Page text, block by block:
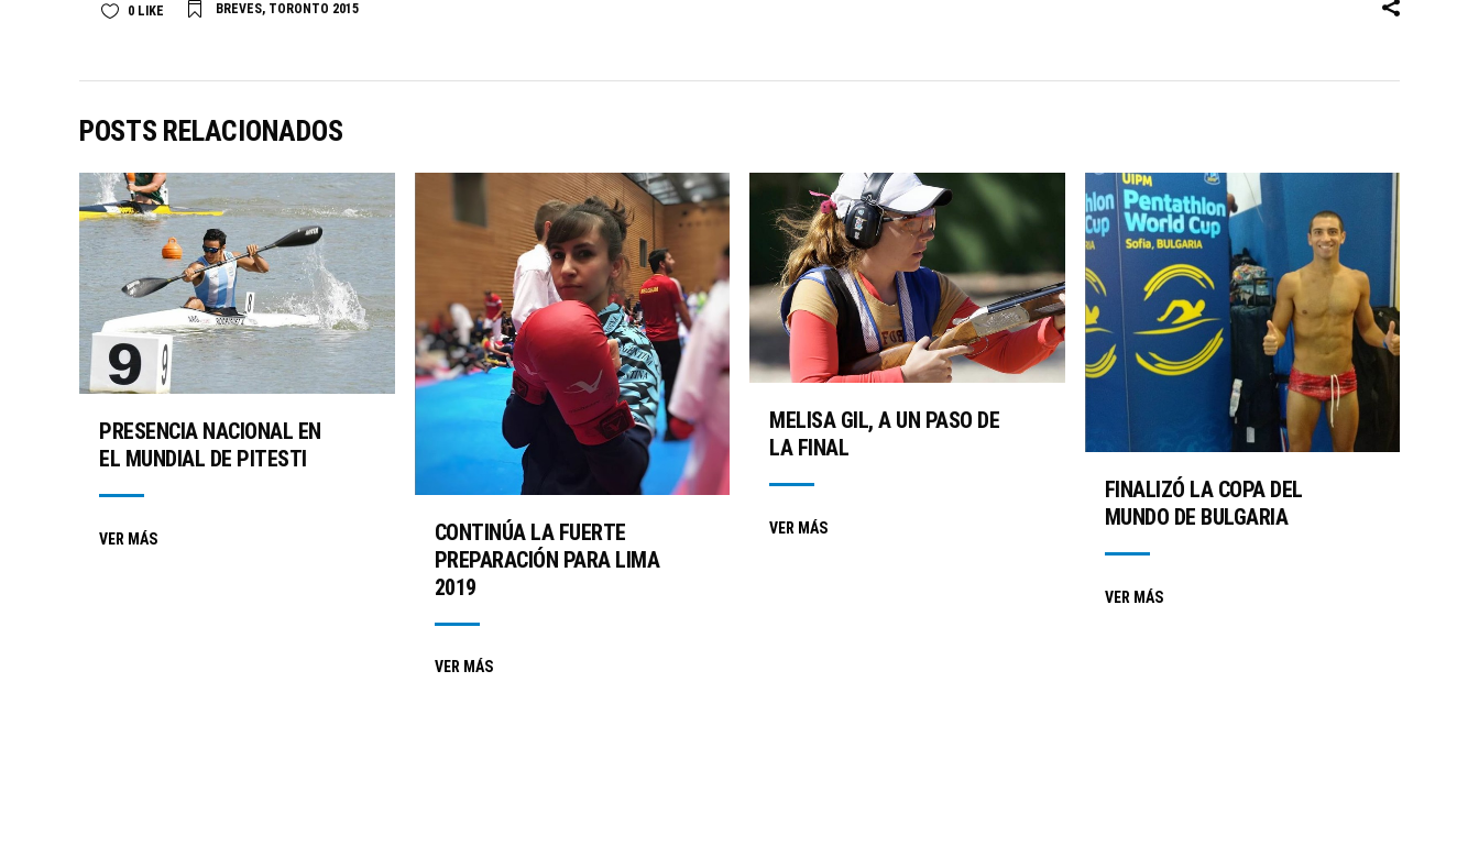
0 LIKE BREVES, TORONTO 2015
POSTS RELACIONADOS
PRESENCIA NACIONAL EN
EL MUNDIAL DE PITESTI
VER MÁS
CONTINÚA LA FUERTE
PREPARACIÓN PARA LIMA
2019
VER MÁS
MELISA GIL, A UN PASO DE
LA FINAL
VER MÁS
FINALIZÓ LA COPA DEL
MUNDO DE BULGARIA
VER MÁS